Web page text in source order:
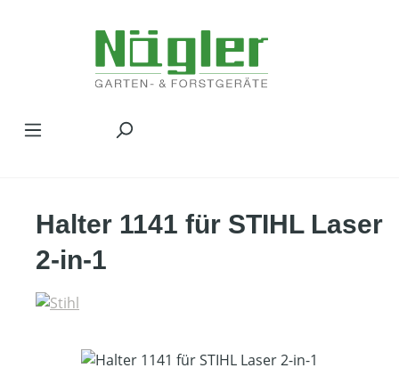
Halter 1141 für STIHL Laser
2-in-1
Bildergalerie überspringen